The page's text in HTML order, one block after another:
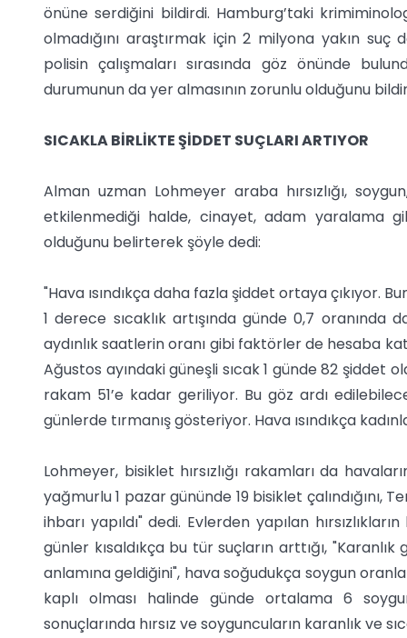
önüne serdiğini bildirdi. Hamburg’taki
olmadığını araştırmak için 2 milyona yakın suç
polisin çalışmaları sırasında göz önünde
durumunun da yer almasının zorunlu olduğunu
SICAKLA BİRLİKTE ŞİDDET SUÇLARI ARTIYOR
Alman uzman Lohmeyer araba hırsızlığı,
etkilenmediği halde, cinayet, adam yaralama
olduğunu belirterek şöyle dedi:
"Hava ısındıkça daha fazla şiddet ortaya
1 derece sıcaklık artışında günde 0,7
aydınlık saatlerin oranı gibi faktörler de hesaba
Ağustos ayındaki güneşli sıcak 1 günde 82 şiddet
rakam 51’e kadar geriliyor. Bu göz ardı
günlerde tırmanış gösteriyor. Hava ısındıkça
Lohmeyer, bisiklet hırsızlığı rakamları da
yağmurlu 1 pazar gününde 19 bisiklet çalındığını,
ihbarı yapıldı" dedi. Evlerden yapılan
günler kısaldıkça bu tür suçların arttığı,
anlamına geldiğini", hava soğudukça soygun
kaplı olması halinde günde ortalama 6
sonuçlarında hırsız ve soyguncuların karanlık ve